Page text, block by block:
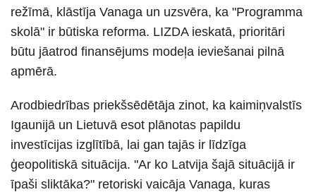
režīmā, klāstīja Vanaga un uzsvēra, ka "Programma
skolā" ir būtiska reforma. LIZDA ieskatā, prioritāri
būtu jāatrod finansējums modeļa ieviešanai pilnā
apmērā.
Arodbiedrības priekšsēdētāja zinot, ka kaimiņvalstīs
Igaunijā un Lietuvā esot plānotas papildu
investīcijas izglītībā, lai gan tajās ir līdzīga
ģeopolitiskā situācija. "Ar ko Latvija šajā situācijā ir
īpaši sliktāka?" retoriski vaicāja Vanaga, kuras